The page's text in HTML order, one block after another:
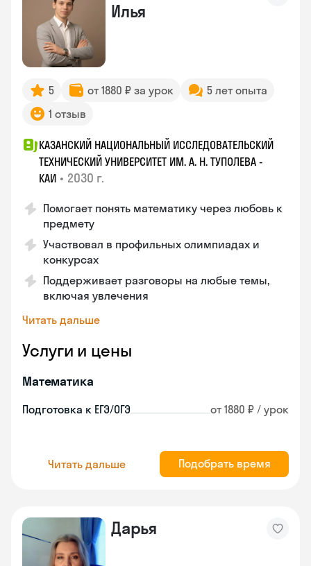
Илья
5 от 1880 ₽ за урок
5 лет опыта
1 отзыв
КАЗАНСКИЙ НАЦИОНАЛЬНЫЙ ИССЛЕДОВАТЕЛЬСКИЙ
ТЕХНИЧЕСКИЙ УНИВЕРСИТЕТ ИМ. А. Н. ТУПОЛЕВА -
КАИ • 2030 г.
Помогает понять математику через любовь к
предмету
Участвовал в профильных олимпиадах и
конкурсах
Поддерживает разговоры на любые темы,
включая увлечения
Читать дальше
Услуги и цены
Математика
Подготовка к ЕГЭ/ОГЭ от 1880 ₽ / урок
Читать дальше Подобрать время
Дарья